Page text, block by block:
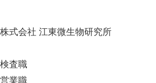
株式会社 江東微生物研究所
査職
業職